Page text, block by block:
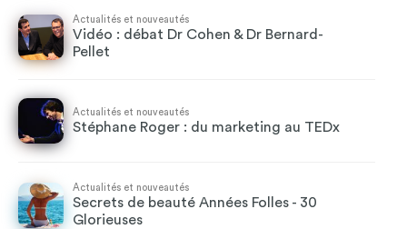
Actualités et nouveautés
Vidéo : débat Dr Cohen & Dr Bernard-
Pellet
Actualités et nouveautés
Stéphane Roger : du marketing au TEDx
Actualités et nouveautés
Secrets de beauté Années Folles - 30
Glorieuses